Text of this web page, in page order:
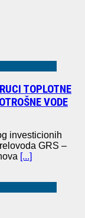
TOPLOTNE
VODE
investicionih
GRS –
[...]